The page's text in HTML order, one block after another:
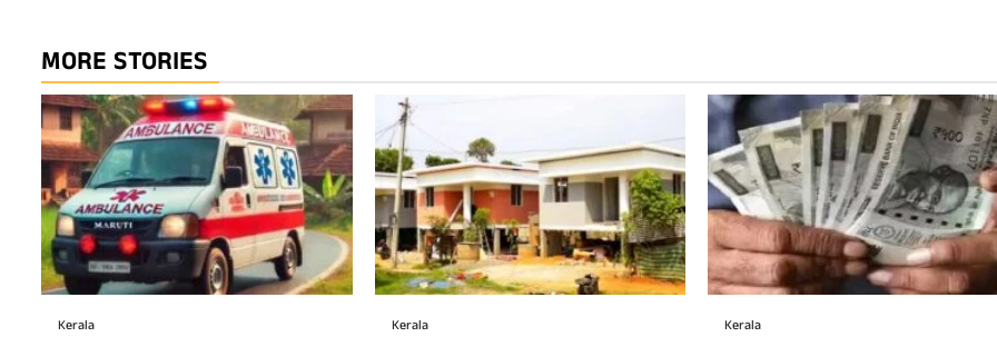
MORE STORIES
Kerala Kerala Kerala